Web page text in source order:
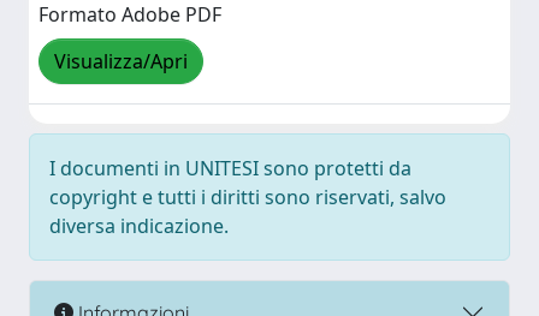
Formato Adobe PDF
Visualizza/Apri
I documenti in UNITESI sono protetti da
copyright e tutti i diritti sono riservati, salvo
diversa indicazione.